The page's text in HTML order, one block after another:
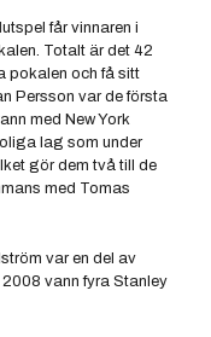
får vinnaren i
Totalt är det 42
pokalen och få sitt
Persson var de första
med New York
lag som under
gör dem två till de
med Tomas
var en del av
vann fyra Stanley